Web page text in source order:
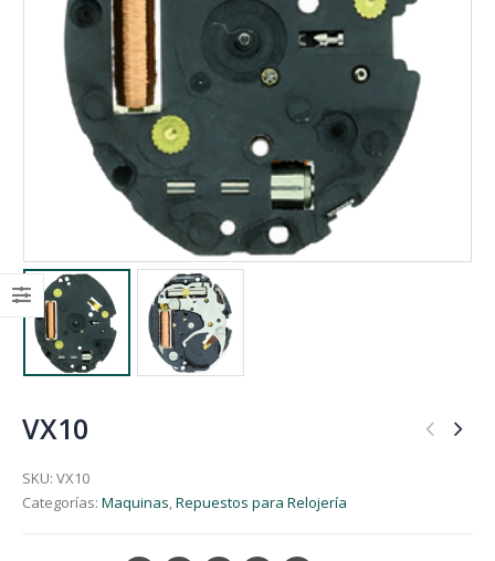
VX10
SKU: VX10
Categorías: Maquinas,Repuestos para Relojería